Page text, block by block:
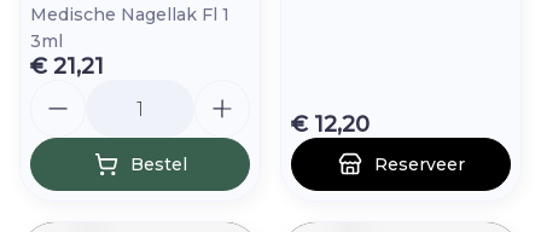
Medische Nagellak Fl 1
3ml
€ 21,21
Bestel
€ 12,20
Reserveer